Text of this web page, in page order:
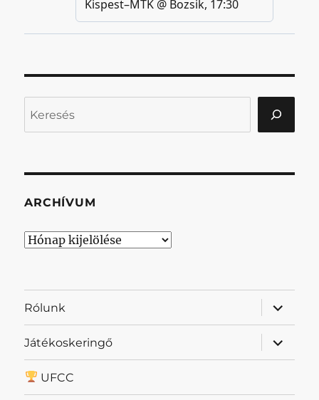
ARCHÍVUM
Archívum
Rólunk
almenü
Játékoskeringő
almenü
UFCC